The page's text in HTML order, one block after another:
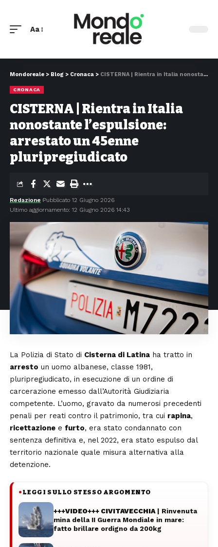
Aa
Mondoreale > Blog > Cronaca > CISTERNA | Rientra in Italia nonostante l’espulsione: arrestato un 45enne pluripregiudicato
CRONACA
CISTERNA | Rientra in Italia
nonostante l’espulsione:
arrestato un 45enne
pluripregiudicato
Ultimo aggiornamento: 12 Giugno 2026 14:43
Redazione Pubblicato 12 Giugno 2026
La Polizia di Stato di Cisterna di Latina ha tratto in
arresto un uomo albanese, classe 1981,
pluripregiudicato, in esecuzione di un ordine di
carcerazione emesso dall’Autorità Giudiziaria
competente. L’uomo, gravato da numerosi precedenti
penali per reati contro il patrimonio, tra cui rapina,
ricettazione e furto, era stato condannato con
sentenza definitiva e, nel 2022, era stato espulso dal
territorio nazionale quale misura alternativa alla
detenzione.
●LEGGI SULLO STESSO ARGOMENTO
+++VIDEO+++ CIVITAVECCHIA | Rinvenuta
mina della II Guerra Mondiale in mare:
fatto brillare ordigno da 200kg